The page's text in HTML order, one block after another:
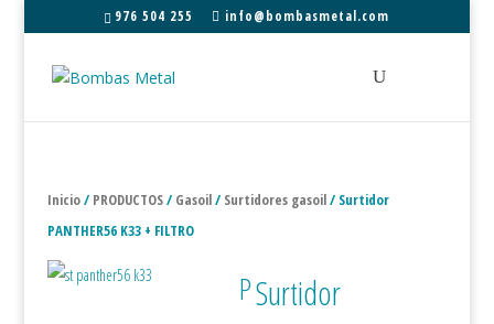
976 504 255 info@bombasmetal.com
Inicio/ PRODUCTOS/ Gasoil/ Surtidores gasoil/ Surtidor
PANTHER56 K33 + FILTRO
Surtidor
P